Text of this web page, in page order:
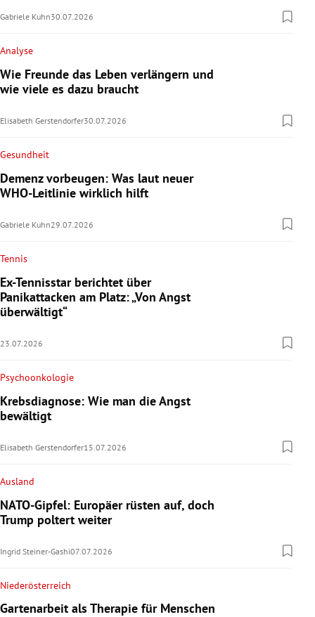
Gabriele Kuhn30.07.2026
Analyse
Wie Freunde das Leben verlängern und
wie viele es dazu braucht
Elisabeth Gerstendorfer30.07.2026
Gesundheit
Demenz vorbeugen: Was laut neuer
WHO-Leitlinie wirklich hilft
Gabriele Kuhn29.07.2026
Tennis
Ex-Tennisstar berichtet über
Panikattacken am Platz: „Von Angst
überwältigt“
23.07.2026
Psychoonkologie
Krebsdiagnose: Wie man die Angst
bewältigt
Elisabeth Gerstendorfer15.07.2026
Ausland
NATO-Gipfel: Europäer rüsten auf, doch
Trump poltert weiter
Ingrid Steiner-Gashi07.07.2026
Niederösterreich
Gartenarbeit als Therapie für Menschen